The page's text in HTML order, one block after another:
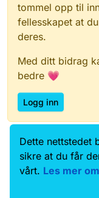
tommel opp til
fellesskapet at
deres.
Med ditt bidrag
bedre 💗
Logg inn
Dette nettstedet
sikre at du får
vårt. Les mer